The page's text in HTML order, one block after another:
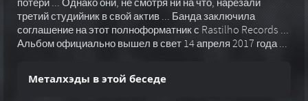
потери ... Однако они, не смотря ни на что, нарезали
третий студийник в свой актив ... Банда заключила
соглашение на этот полноформатник с Rastilho Records ...
Альбом официально вышел в свет 14 апреля 2017 года ...
Металхэды в этой беседе